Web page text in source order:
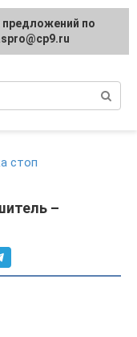
ванной
стоп
–
по